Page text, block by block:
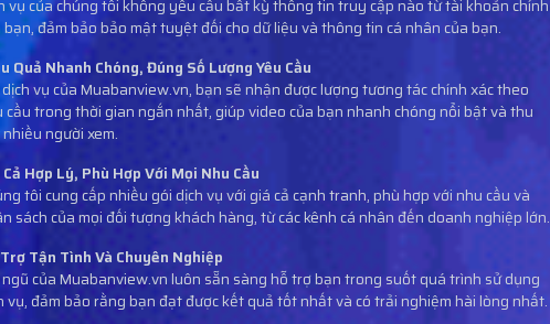
vụ của chúng tôi không yêu cầu bất kỳ thông tin truy cập nào từ tài khoản chính
bạn, đảm bảo bảo mật tuyệt đối cho dữ liệu và thông tin cá nhân của bạn.
Quả Nhanh Chóng, Đúng Số Lượng Yêu Cầu
vụ của Muabanview.vn, bạn sẽ nhận được lượng tương tác chính xác theo
cầu trong thời gian ngắn nhất, giúp video của bạn nhanh chóng nổi bật và thu
người xem.
Cả Hợp Lý, Phù Hợp Với Mọi Nhu Cầu
tôi cung cấp nhiều gói dịch vụ với giá cả cạnh tranh, phù hợp với nhu cầu và
sách của mọi đối tượng khách hàng, từ các kênh cá nhân đến doanh nghiệp lớn.
Tận Tình Và Chuyên Nghiệp
của Muabanview.vn luôn sẵn sàng hỗ trợ bạn trong suốt quá trình sử dụng
vụ, đảm bảo rằng bạn đạt được kết quả tốt nhất và có trải nghiệm hài lòng nhất.